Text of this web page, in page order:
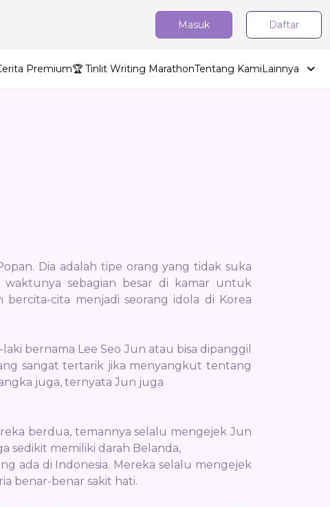
Masuk Daftar
Premium🏆 Tinlit Writing MarathonTentang KamiLainnya
Dia adalah tipe orang yang tidak suka
sebagian besar di kamar untuk
cita menjadi seorang idola di Korea
bernama Lee Seo Jun atau bisa dipanggil
sangat tertarik jika menyangkut tentang
juga, ternyata Jun juga
berdua, temannya selalu mengejek Jun
sedikit memiliki darah Belanda,
ada di Indonesia. Mereka selalu mengejek
benar-benar sakit hati.